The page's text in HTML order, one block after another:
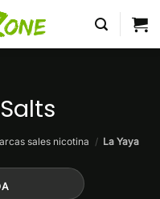
sales nicotina / La Yaya